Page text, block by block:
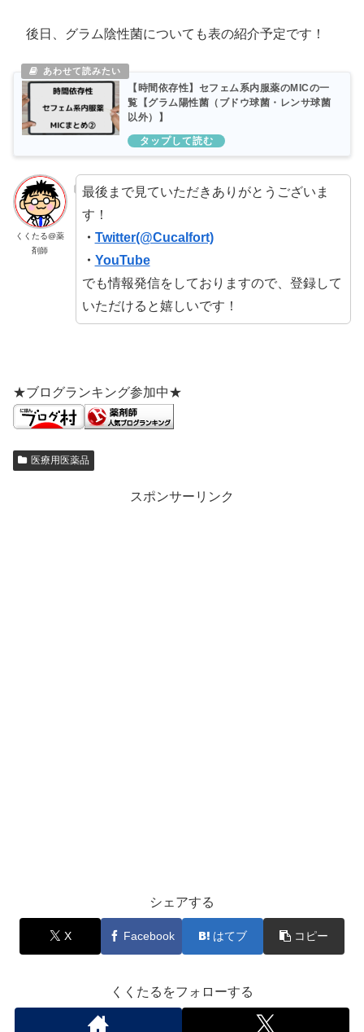
後日、グラム陰性菌についても表の紹介予定です！
【時間依存性】セフェム系内服薬のMICの一
覧【グラム陽性菌（ブドウ球菌・レンサ球菌
以外）】
くくたる@薬
剤師
最後まで見ていただきありがとうございま
す！
・ Twitter(@Cucalfort)
・ YouTube
でも情報発信をしておりますので、登録して
いただけると嬉しいです！
★ブログランキング参加中★
医療用医薬品
スポンサーリンク
シェアする
X Facebook はてブ コピー
くくたるをフォローする